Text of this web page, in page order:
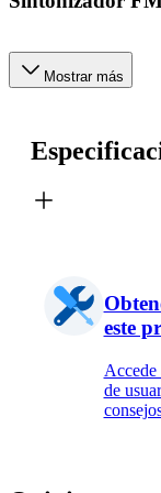
Mostrar más
este
Accede
de